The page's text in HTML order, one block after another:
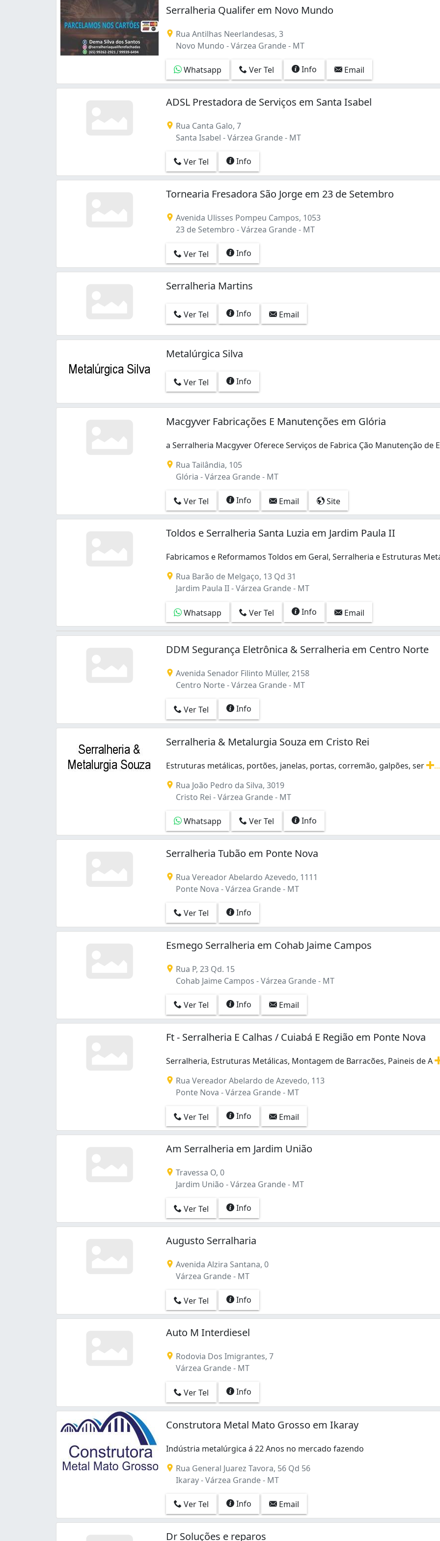
Jardim Paula II (1)
Jardim União (1)
Jd Aeroporto (1)
Mapim (3)
Novo Mundo (1)
Santa Isabel (2)
Serralheria Qualifer em Novo Mundo
Rua Antilhas Neerlandesas, 3
Novo Mundo - Várzea Grande - MT
Whatsapp Ver Tel Info Email
ADSL Prestadora de Serviços em Santa Isabel
Rua Canta Galo, 7
Santa Isabel - Várzea Grande - MT
Ver Tel Info
Tornearia Fresadora São Jorge em 23 de Setembro
Avenida Ulisses Pompeu Campos, 1053
23 de Setembro - Várzea Grande - MT
Ver Tel Info
Serralheria Martins
Ver Tel Info Email
Metalúrgica Silva
Ver Tel Info
Macgyver Fabricações E Manutenções em Glória
a Serralheria Macgyver Oferece Serviços de Fabrica Ção Manutenção de
Rua Tailândia, 105
Glória - Várzea Grande - MT
Ver Tel Info Email Site
Toldos e Serralheria Santa Luzia em Jardim Paula II
Fabricamos e Reformamos Toldos em Geral, Serralheria e Estruturas
Rua Barão de Melgaço, 13 Qd 31
Jardim Paula II - Várzea Grande - MT
Whatsapp Ver Tel Info Email
DDM Segurança Eletrônica & Serralheria em Centro Norte
Avenida Senador Filinto Müller, 2158
Centro Norte - Várzea Grande - MT
Ver Tel Info
Serralheria & Metalurgia Souza em Cristo Rei
Estruturas metálicas, portões, janelas, portas, corremão, galpões, ser
Rua João Pedro da Silva, 3019
Cristo Rei - Várzea Grande - MT
Whatsapp Ver Tel Info
Serralheria Tubão em Ponte Nova
Rua Vereador Abelardo Azevedo, 1111
Ponte Nova - Várzea Grande - MT
Ver Tel Info
Esmego Serralheria em Cohab Jaime Campos
Rua P, 23 Qd. 15
Cohab Jaime Campos - Várzea Grande - MT
Ver Tel Info Email
Ft - Serralheria E Calhas / Cuiabá E Região em Ponte Nova
Serralheria, Estruturas Metálicas, Montagem de Barracões, Paineis de A
Rua Vereador Abelardo de Azevedo, 113
Ponte Nova - Várzea Grande - MT
Ver Tel Info Email
Am Serralheria em Jardim União
Travessa O, 0
Jardim União - Várzea Grande - MT
Ver Tel Info
Augusto Serralharia
Avenida Alzira Santana, 0
Várzea Grande - MT
Ver Tel Info
Auto M Interdiesel
Rodovia Dos Imigrantes, 7
Várzea Grande - MT
Ver Tel Info
Construtora Metal Mato Grosso em Ikaray
Indústria metalúrgica á 22 Anos no mercado fazendo
Rua General Juarez Tavora, 56 Qd 56
Ikaray - Várzea Grande - MT
Ver Tel Info Email
Dr Soluções e reparos